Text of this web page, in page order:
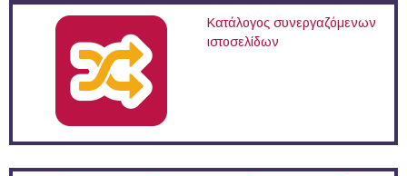
Κατάλογος συνεργαζόμενων
ιστοσελίδων